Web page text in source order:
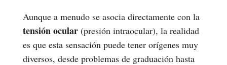
Aunque a menudo se asocia directamente con la
tensión ocular(presión intraocular), la realidad
es que esta sensación puede tener orígenes muy
diversos, desde problemas de graduación hasta